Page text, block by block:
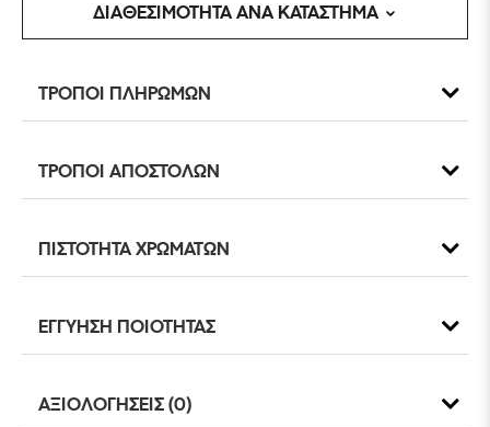
ΔΙΑΘΕΣΙΜΟΤΗΤΑ ΑΝΑ ΚΑΤΑΣΤΗΜΑ
ΤΡΟΠΟΙ ΠΛΗΡΩΜΩΝ
ΤΡΟΠΟΙ ΑΠΟΣΤΟΛΩΝ
ΠΙΣΤΟΤΗΤΑ ΧΡΩΜΑΤΩΝ
ΕΓΓΥΗΣΗ ΠΟΙΟΤΗΤΑΣ
ΑΞΙΟΛΟΓΗΣΕΙΣ (0)